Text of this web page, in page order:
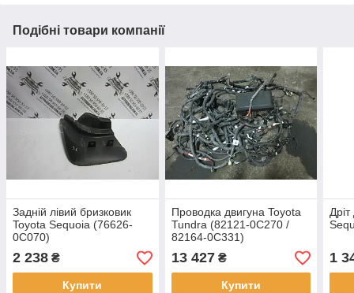
Подібні товари компанії
Задній лівий бризковик
Toyota Sequoia (76626-
0C070)
2 238 ₴
Купити
Проводка двигуна Toyota
Tundra (82121-0C270 /
82164-0C331)
13 427₴
Купити
1